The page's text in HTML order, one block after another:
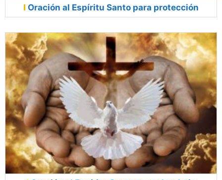
Oración al Espíritu Santo para protección